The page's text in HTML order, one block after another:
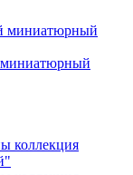
миниатюрный
коллекция